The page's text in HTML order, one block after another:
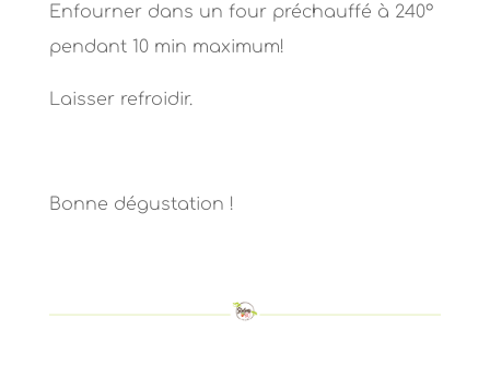
Enfourner dans un four préchauffé à 240°
pendant 10 min maximum!
Laisser refroidir.
Bonne dégustation !